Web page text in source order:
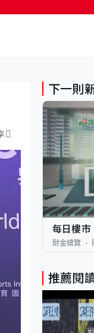
下一則
每日樓
財金總覽
推薦閱